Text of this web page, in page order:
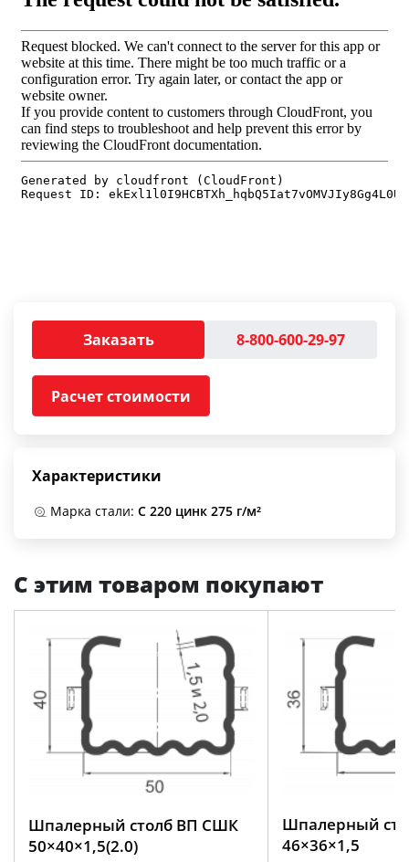
Заказать 8-800-600-29-97
Расчет стоимости
Характеристики
Марка стали: С 220 цинк 275 г/м²
С этим товаром покупают
Шпалерный столб ВП СШК
50×40×1,5(2.0)
Шпалерный
46×36×1,5